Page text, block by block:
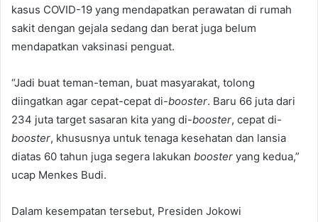
kasus COVID-19 yang mendapatkan perawatan di rumah
sakit dengan gejala sedang dan berat juga belum
mendapatkan vaksinasi penguat.
“Jadi buat teman-teman, buat masyarakat, tolong
diingatkan agar cepat-cepat di-booster. Baru 66 juta dari
234 juta target sasaran kita yang di-booster, cepat di-
booster, khususnya untuk tenaga kesehatan dan lansia
diatas 60 tahun juga segera lakukan booster yang kedua,”
ucap Menkes Budi.
Dalam kesempatan tersebut, Presiden Jokowi